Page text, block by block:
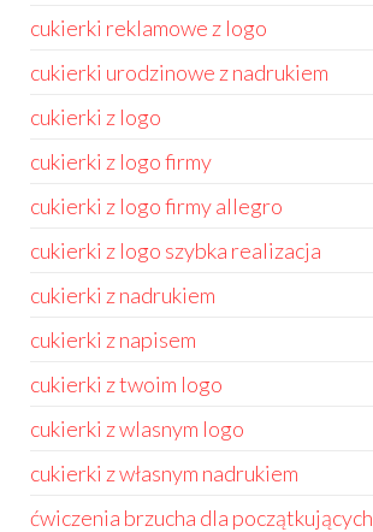
cukierki reklamowe z logo
cukierki urodzinowe z nadrukiem
cukierki z logo
cukierki z logo firmy
cukierki z logo firmy allegro
cukierki z logo szybka realizacja
cukierki z nadrukiem
cukierki z napisem
cukierki z twoim logo
cukierki z wlasnym logo
cukierki z własnym nadrukiem
ćwiczenia brzucha dla początkujących